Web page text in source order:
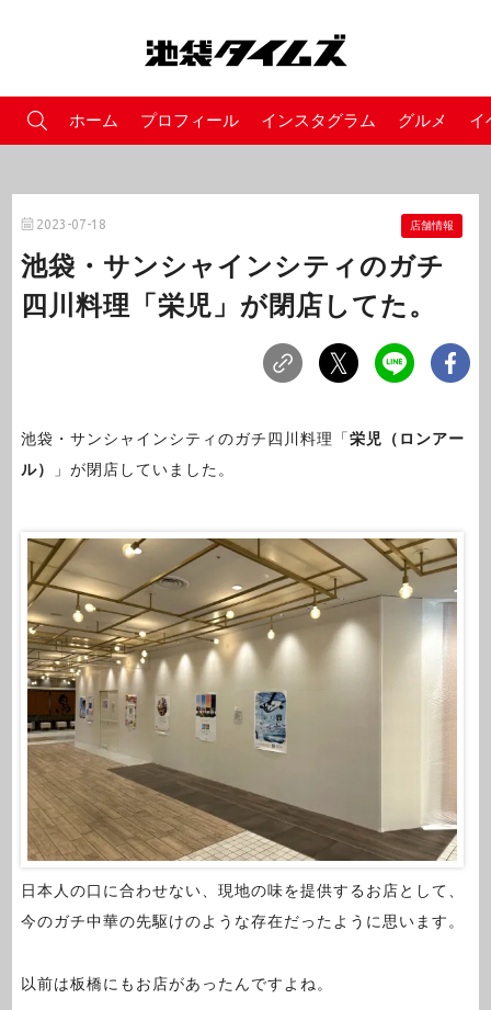
ホーム プロフィール インスタグラム グルメ イ
2023-07-18 店舗情報
池袋・サンシャインシティのガチ
四川料理「栄児」が閉店してた。
池袋・サンシャインシティのガチ四川料理「栄児（ロンアー
ル）
」が閉店していました。
日本人の口に合わせない、現地の味を提供するお店として、
今のガチ中華の先駆けのような存在だったように思います。
以前は板橋にもお店があったんですよね。